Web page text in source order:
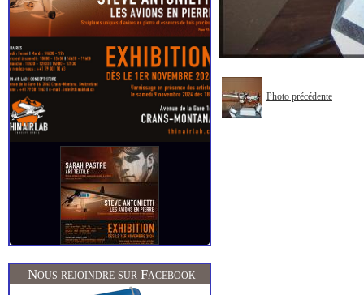
Nous rejoindre sur Facebook
Photo précédente